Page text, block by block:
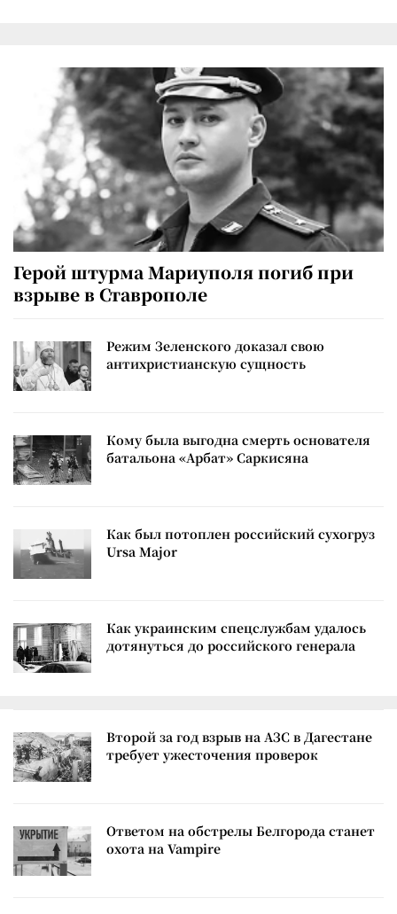
Герой штурма Мариуполя погиб при
взрыве в Ставрополе
Режим Зеленского доказал свою
антихристианскую сущность
Кому была выгодна смерть основателя
батальона «Арбат» Саркисяна
Как был потоплен российский сухогруз
Ursa Major
Как украинским спецслужбам удалось
дотянуться до российского генерала
Второй за год взрыв на АЗС в Дагестане
требует ужесточения проверок
Ответом на обстрелы Белгорода станет
охота на Vampire